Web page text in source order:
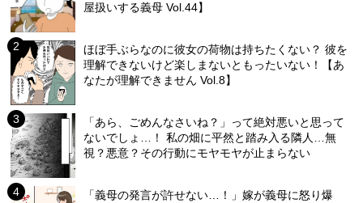
屋扱いする義母 Vol.44】
ほぼ手ぶらなのに彼女の荷物は持ちたくない？ 彼を
理解できないけど楽しまないともったいない！【あ
なたが理解できません Vol.8】
「あら、ごめんなさいね？」って絶対悪いと思って
ないでしょ…！ 私の畑に平然と踏み入る隣人…無
視？悪意？その行動にモヤモヤが止まらない
「義母の発言が許せない…！」嫁が義母に怒り爆